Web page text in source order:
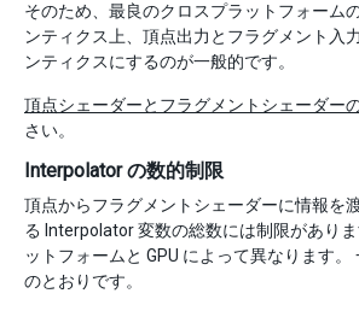
そのため、最良のクロスプラットフォーム
ンティクス上、頂点出力とフラグメント入
ンティクスにするのが一般的です。
頂点シェーダーとフラグメントシェーダー
さい。
Interpolator の数的制限
頂点からフラグメントシェーダーに情報を
る Interpolator 変数の総数には制限があり
ットフォームと GPU によって異なります
のとおりです。